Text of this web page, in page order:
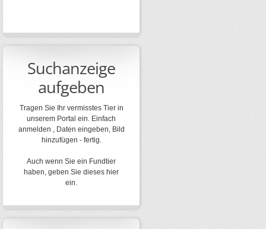
Suchanzeige
aufgeben
Tragen Sie Ihr vermisstes Tier in
unserem Portal ein. Einfach
anmelden , Daten eingeben, Bild
hinzufügen - fertig.
Auch wenn Sie ein Fundtier
haben, geben Sie dieses hier
ein.